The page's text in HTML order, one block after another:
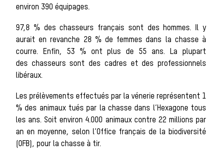
Les chevaux de
chasse
Les veneurs
La vènerie contemporaine
Chasser les idées
environ 390 équipages.
97,8 % des chasseurs français sont des hommes. Il y
aurait en revanche 28 % de femmes dans la chasse à
courre. Enfin, 53 % ont plus de 55 ans. La plupart
des chasseurs sont des cadres et des professionnels
libéraux.
Les prélèvements effectués par la vénerie représentent 1
% des animaux tués par la chasse dans l’Hexagone tous
les ans. Soit environ 4.000 animaux contre 22 millions par
an en moyenne, selon l’Office français de la biodiversité
(OFB), pour la chasse à tir.